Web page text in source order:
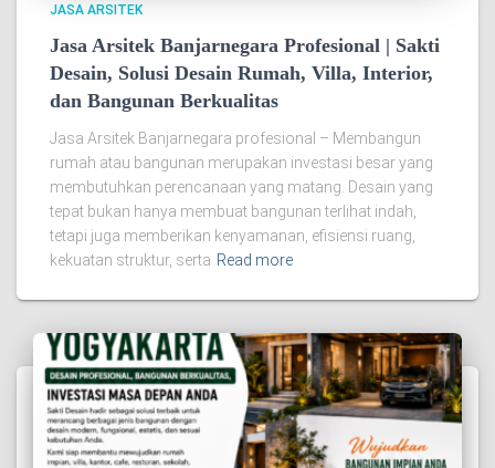
JASA ARSITEK
Jasa Arsitek Banjarnegara Profesional | Sakti
Desain, Solusi Desain Rumah, Villa, Interior,
dan Bangunan Berkualitas
Jasa Arsitek Banjarnegara profesional – Membangun
rumah atau bangunan merupakan investasi besar yang
membutuhkan perencanaan yang matang. Desain yang
tepat bukan hanya membuat bangunan terlihat indah,
tetapi juga memberikan kenyamanan, efisiensi ruang,
kekuatan struktur, serta Read more